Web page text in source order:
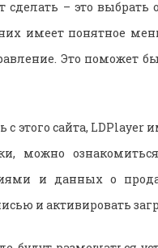
– это выбрать
имеет понятное
Это поможет
этого сайта, LDPlayer
можно
и данных о
и активировать